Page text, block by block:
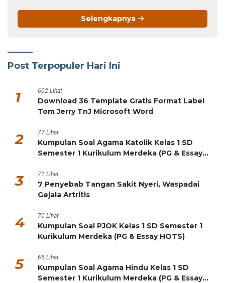
Selengkapnya
Post Terpopuler Hari Ini
1 602 Lihat
Download 36 Template Gratis Format Label
Tom Jerry TnJ Microsoft Word
2 77 Lihat
Kumpulan Soal Agama Katolik Kelas 1 SD
Semester 1 Kurikulum Merdeka (PG & Essay
3 71 Lihat
7 Penyebab Tangan Sakit Nyeri, Waspadai
Gejala Artritis
4 70 Lihat
Kumpulan Soal PJOK Kelas 1 SD Semester 1
Kurikulum Merdeka (PG & Essay HOTS)
5 65 Lihat
Kumpulan Soal Agama Hindu Kelas 1 SD
Semester 1 Kurikulum Merdeka (PG & Essay